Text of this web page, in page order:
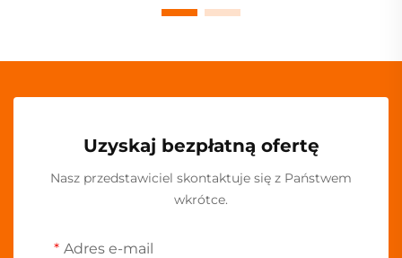
Uzyskaj bezpłatną ofertę
Nasz przedstawiciel skontaktuje się z Państwem
wkrótce.
Adres e-mail